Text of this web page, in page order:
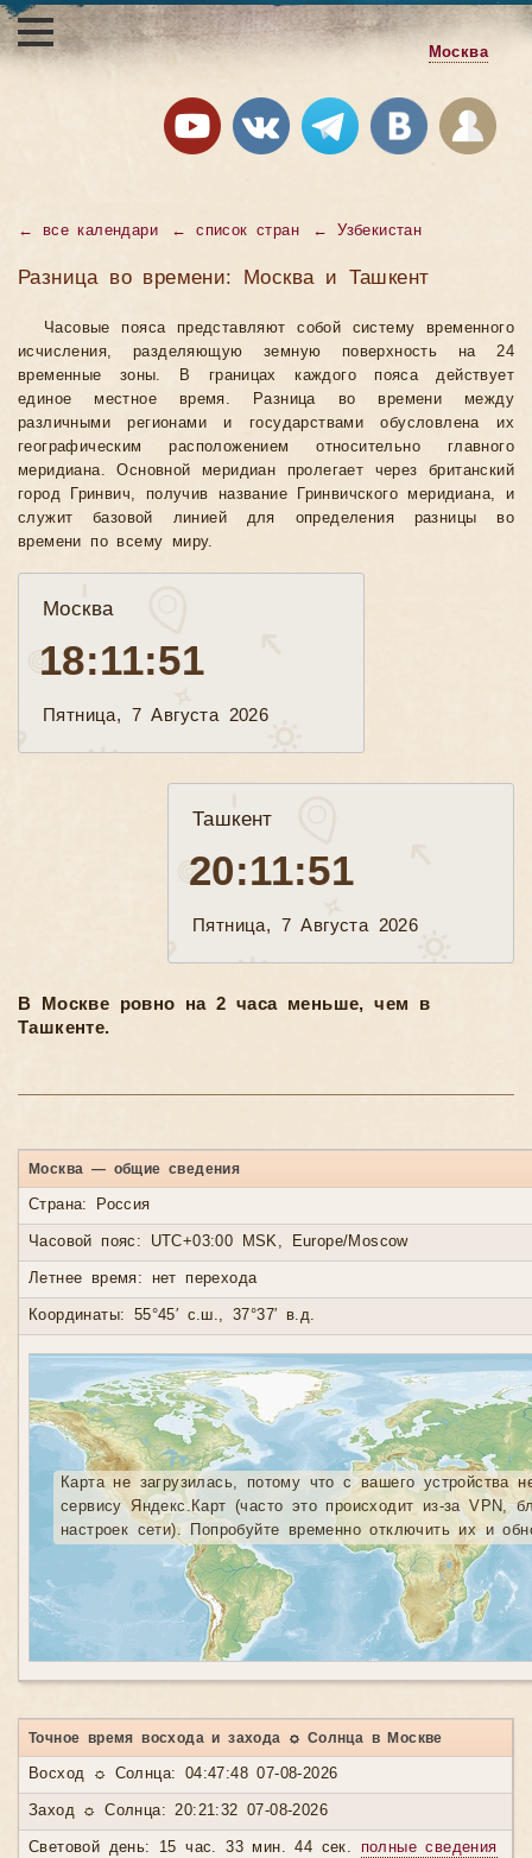
Москва
← все календари ←список стран ←Узбекистан
Разница во времени: Москва и Ташкент
Часовые пояса представляют собой систему временного
исчисления, разделяющую земную поверхность на 24
временные зоны. В границах каждого пояса действует
единое местное время. Разница во времени между
различными регионами и государствами обусловлена их
географическим расположением относительно главного
меридиана. Основной меридиан пролегает через британский
город Гринвич, получив название Гринвичского меридиана, и
служит базовой линией для определения разницы во
времени по всему миру.
Москва
18:11:52
Пятница, 7 Августа 2026
Ташкент
20:11:52
Пятница, 7 Августа 2026
В Москве ровно на 2 часа меньше, чем в
Ташкенте.
Москва — общие сведения
Страна: Россия
Часовой пояс: UTC+03:00 MSK, Europe/Moscow
Летнее время: нет перехода
Координаты: 55°45′ с.ш., 37°37′ в.д.
Карта не загрузилась, потому что с вашего устройства
сервису Яндекс.Карт (часто это происходит из-за VPN,
настроек сети). Попробуйте временно отключить их и
Точное время восхода и захода ☼ Солнца в Москве
Восход ☼ Солнца: 04:47:48 07-08-2026
Заход ☼ Солнца: 20:21:32 07-08-2026
Световой день: 15 час. 33 мин. 44 сек. полные сведения